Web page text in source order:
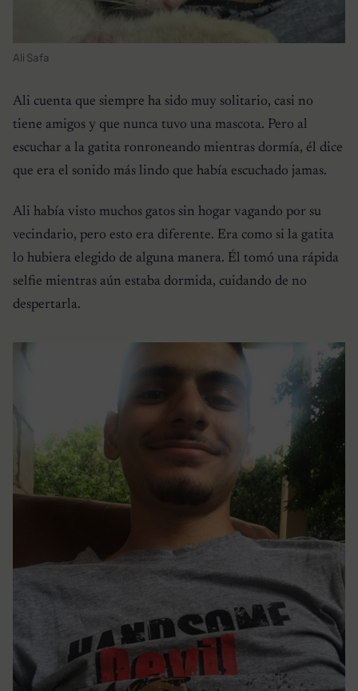
Ali Safa
Ali cuenta que siempre ha sido muy solitario, casi no
tiene amigos y que nunca tuvo una mascota. Pero al
escuchar a la gatita ronroneando mientras dormía, él dice
que era el sonido más lindo que había escuchado jamas.
Ali había visto muchos gatos sin hogar vagando por su
vecindario, pero esto era diferente. Era como si la gatita
lo hubiera elegido de alguna manera. Él tomó una rápida
selfie mientras aún estaba dormida, cuidando de no
despertarla.